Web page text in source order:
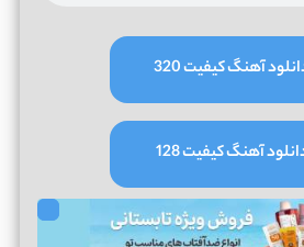
آهنگ کیفیت 320
آهنگ کیفیت 128